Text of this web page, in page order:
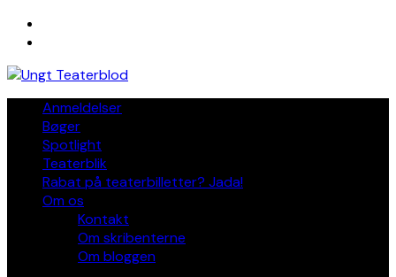
Skip
Anmeldelser
Bøger
Spotlight
Teaterblik
Rabat på teaterbilletter? Jada!
Om os
Kontakt
Om skribenterne
Om bloggen